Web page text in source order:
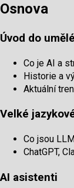
Osnova
Úvod do
Co je AI a
Historie a
Aktuální
Velké
Co jsou
ChatGPT,
AI asistenti